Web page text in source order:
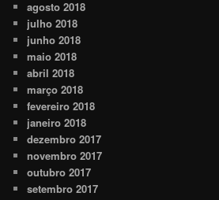
agosto 2018
julho 2018
junho 2018
maio 2018
abril 2018
março 2018
fevereiro 2018
janeiro 2018
dezembro 2017
novembro 2017
outubro 2017
setembro 2017